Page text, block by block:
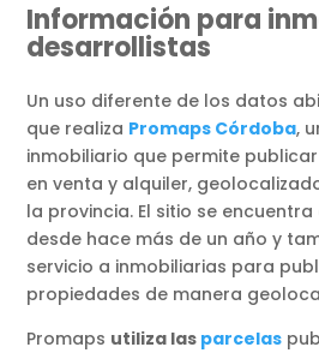
Información para
desarrollistas
Un uso diferente de los datos
que realiza Promaps Córdoba,
inmobiliario que permite
en venta y alquiler,
la provincia. El sitio se
desde hace más de un año y
servicio a inmobiliarias para
propiedades de manera
Promaps utiliza las parcelas